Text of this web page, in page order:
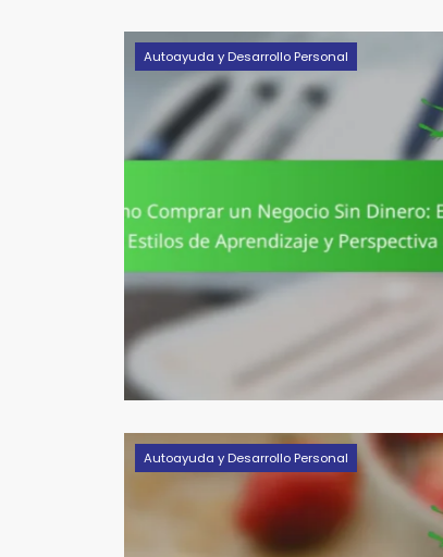
Autoayuda y Desarrollo Personal
Autoayuda y Desarrollo Personal